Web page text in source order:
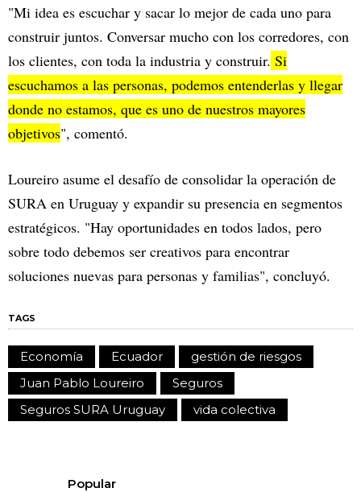
"Mi idea es escuchar y sacar lo mejor de cada uno para
construir juntos. Conversar mucho con los corredores, con
los clientes, con toda la industria y construir. Si
escuchamos a las personas, podemos entenderlas y llegar
donde no estamos, que es uno de nuestros mayores
objetivos", comentó.
Loureiro asume el desafío de consolidar la operación de
SURA en Uruguay y expandir su presencia en segmentos
estratégicos. "Hay oportunidades en todos lados, pero
sobre todo debemos ser creativos para encontrar
soluciones nuevas para personas y familias", concluyó.
TAGS
Economía Ecuador
gestión de riesgos
Juan Pablo Loureiro
Seguros
Seguros SURA Uruguay
vida colectiva
Popular